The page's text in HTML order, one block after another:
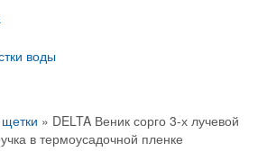
воды
» DELTA Веник сорго 3-х лучевой
в термоусадочной пленке